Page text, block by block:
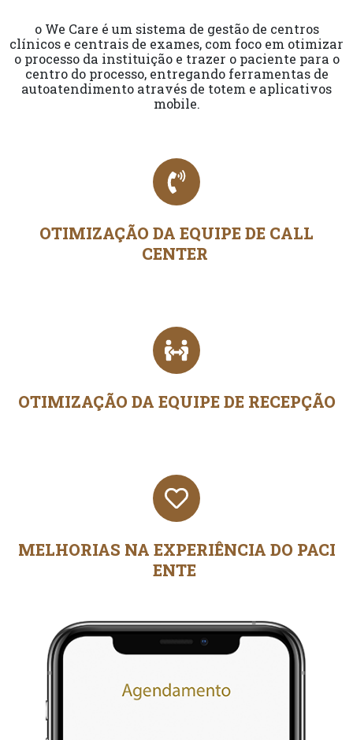
o We Care é um sistema de gestão de centros
clínicos e centrais de exames, com foco em otimizar
o processo da instituição e trazer o paciente para o
centro do processo, entregando ferramentas de
autoatendimento através de totem e aplicativos
mobile.
OTIMIZAÇÃO DA EQUIPE DE CALL
CENTER
OTIMIZAÇÃO DA EQUIPE DE RECEPÇÃO
MELHORIAS NA EXPERIÊNCIA DO PACI
ENTE